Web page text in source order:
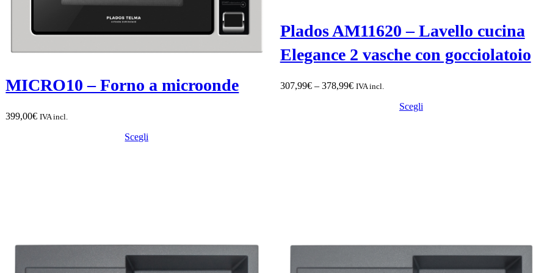
MICRO10 – Forno a microonde
399,00€ IVA incl.
Scegli
Plados AM11620 – Lavello cucina
Elegance 2 vasche con gocciolatoio
307,99€ – 378,99€Fascia
IVA incl.
Scegli